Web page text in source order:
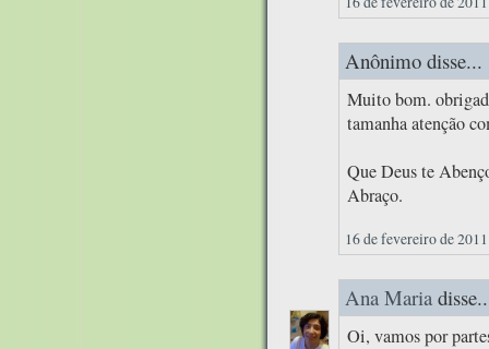
Anônimo disse...
Muito bom.
tamanha atenção
Que Deus te
Abraço.
16 de fevereiro de
Ana Maria
Oi, vamos por